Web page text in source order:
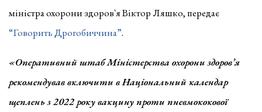
міністра охорони здоров`я Віктор Ляшко, передає
“Говорить Дрогобиччина”.
«Оперативний штаб Міністерства охорони здоров’я
рекомендував включити в Національний календар
щеплень з 2022 року вакцину проти пневмококової